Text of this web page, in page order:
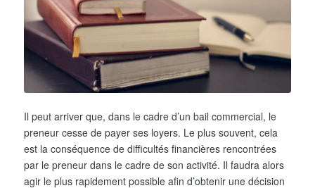
Il peut arriver que, dans le cadre d’un bail commercial, le
preneur cesse de payer ses loyers. Le plus souvent, cela
est la conséquence de difficultés financières rencontrées
par le preneur dans le cadre de son activité. Il faudra alors
agir le plus rapidement possible afin d’obtenir une décision